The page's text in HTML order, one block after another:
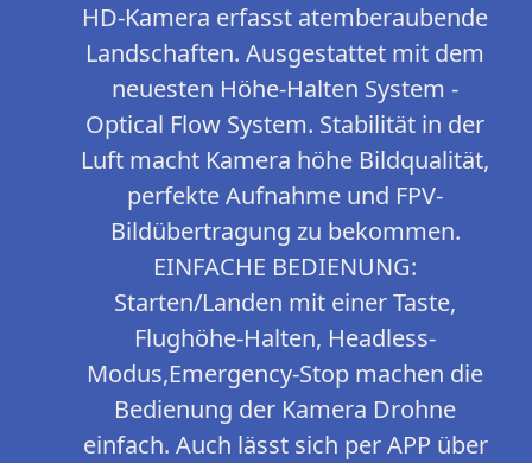
HD-Kamera erfasst atemberaubende
Landschaften. Ausgestattet mit dem
neuesten Höhe-Halten System -
Optical Flow System. Stabilität in der
Luft macht Kamera höhe Bildqualität,
perfekte Aufnahme und FPV-
Bildübertragung zu bekommen.
EINFACHE BEDIENUNG:
Starten/Landen mit einer Taste,
Flughöhe-Halten, Headless-
Modus,Emergency-Stop machen die
Bedienung der Kamera Drohne
einfach. Auch lässt sich per APP über